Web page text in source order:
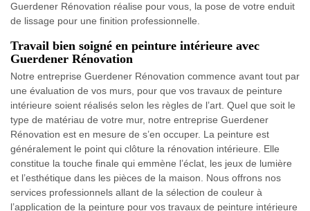
Guerdener Rénovation réalise pour vous, la pose de votre enduit
de lissage pour une finition professionnelle.
Travail bien soigné en peinture intérieure avec
Guerdener Rénovation
Notre entreprise Guerdener Rénovation commence avant tout par
une évaluation de vos murs, pour que vos travaux de peinture
intérieure soient réalisés selon les règles de l’art. Quel que soit le
type de matériau de votre mur, notre entreprise Guerdener
Rénovation est en mesure de s’en occuper. La peinture est
généralement le point qui clôture la rénovation intérieure. Elle
constitue la touche finale qui emmène l’éclat, les jeux de lumière
et l’esthétique dans les pièces de la maison. Nous offrons nos
services professionnels allant de la sélection de couleur à
l’application de la peinture pour vos travaux de peinture intérieure